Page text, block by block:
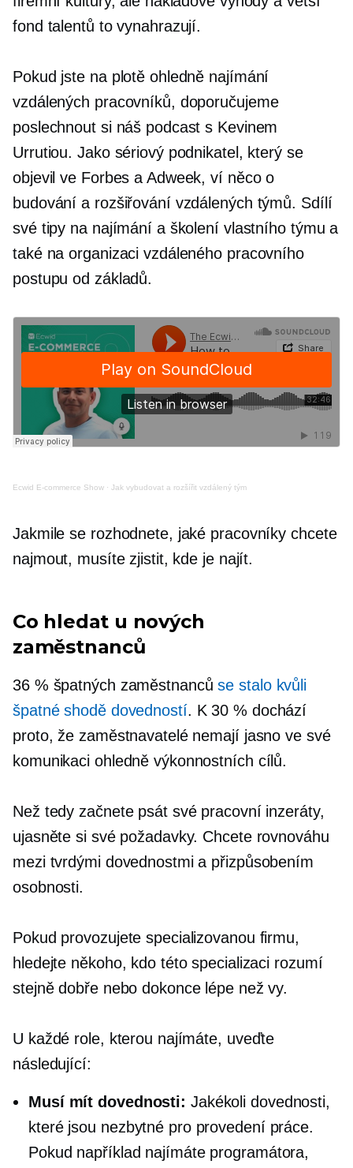
fond talentů to vynahrazují.
Pokud jste na plotě ohledně najímání
vzdálených pracovníků, doporučujeme
poslechnout si náš podcast s Kevinem
Urrutiou. Jako sériový podnikatel, který se
objevil ve Forbes a Adweek, ví něco o
budování a rozšiřování vzdálených týmů. Sdílí
své tipy na najímání a školení vlastního týmu a
také na organizaci vzdáleného pracovního
postupu od základů.
Ecwid E-commerce Show · Jak vybudovat a rozšířit vzdálený tým
Jakmile se rozhodnete, jaké pracovníky chcete
najmout, musíte zjistit, kde je najít.
Co hledat u nových
zaměstnanců
36 % špatných zaměstnancůse stalo kvůli
špatné shodě dovedností. K 30 % dochází
proto, že zaměstnavatelé nemají jasno ve své
komunikaci ohledně výkonnostních cílů.
Než tedy začnete psát své pracovní inzeráty,
ujasněte si své požadavky. Chcete rovnováhu
mezi tvrdými dovednostmi a přizpůsobením
osobnosti.
Pokud provozujete specializovanou firmu,
hledejte někoho, kdo této specializaci rozumí
stejně dobře nebo dokonce lépe než vy.
U každé role, kterou najímáte, uveďte
následující:
Musí mít dovednosti: Jakékoli dovednosti,
které jsou nezbytné pro provedení práce.
Pokud například najímáte programátora,